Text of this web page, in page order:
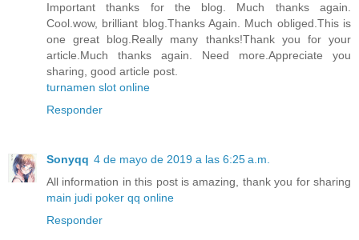
Important thanks for the blog. Much thanks again.
Cool.wow, brilliant blog.Thanks Again. Much obliged.This is
one great blog.Really many thanks!Thank you for your
article.Much thanks again. Need more.Appreciate you
sharing, good article post.
turnamen slot online
Responder
Sonyqq 4 de mayo de 2019 a las 6:25 a.m.
All information in this post is amazing, thank you for sharing
main judi poker qq online
Responder